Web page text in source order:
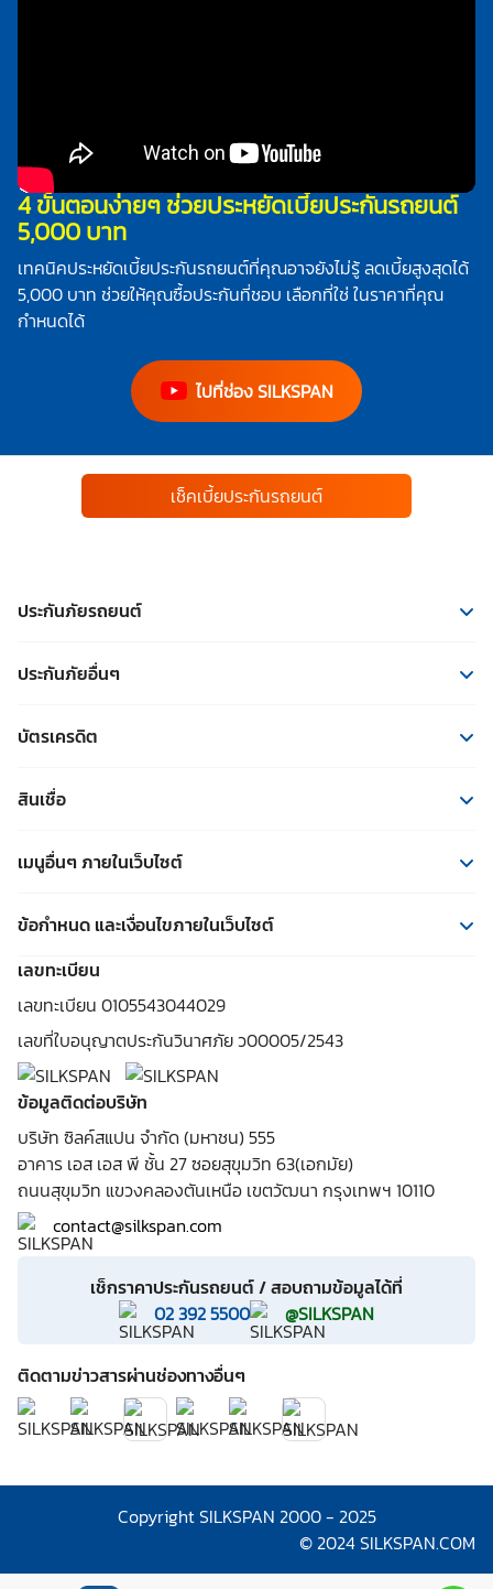
4 ขั้นตอนง่ายๆ ช่วยประหยัดเบี้ยประกันรถยนต์
5,000 บาท
เทคนิคประหยัดเบี้ยประกันรถยนต์ที่คุณอาจยังไม่รู้ ลดเบี้ยสูงสุดได้
5,000 บาท ช่วยให้คุณซื้อประกันที่ชอบ เลือกที่ใช่ ในราคาที่คุณ
กำหนดได้
ไปที่ช่อง SILKSPAN
เช็คเบี้ยประกันรถยนต์
ประกันภัยรถยนต์
ประกันรถยนต์ชั้น 2+
ประกันรถยนต์ชั้น 3
ประกันภัยอื่นๆ
ประกันชีวิต
ประกันบ้าน
ประกันการเดินทางคุ้มภัยโตเกียวมารีน
บัตรเครดิต
สินเชื่อ
รวมสินเชื่อรถยนต์
เมนูอื่นๆ ภายในเว็บไซต์
ค้นหาอู่ซ่อม
นักลงทุนสัมพันธ์
ติดต่อเรา
เกี่ยวกับเรา
Affiliate Partner
ทำเนียบคู่ค้า
ข้อกำหนด และเงื่อนไขภายในเว็บไซต์
เงื่อนไขในการให้บริการ
นโยบายความเป็นส่วนตัว
คำประกาศเกี่ยวกับความเป็นส่วนตัว
นโยบายการกำกับดูแลกิจการที่ดี
เลขทะเบียน
เลขทะเบียน 0105543044029
เลขที่ใบอนุญาตประกันวินาศภัย ว00005/2543
ข้อมูลติดต่อบริษัท
บริษัท ซิลค์สแปน จำกัด (มหาชน) 555
อาคาร เอส เอส พี ชั้น 27 ซอยสุขุมวิท 63(เอกมัย)
ถนนสุขุมวิท แขวงคลองตันเหนือ เขตวัฒนา กรุงเทพฯ 10110
contact@silkspan.com
เช็กราคาประกันรถยนต์ / สอบถามข้อมูลได้ที่
02 392 5500
@SILKSPAN
ติดตามข่าวสารผ่านช่องทางอื่นๆ
Copyright SILKSPAN 2000 - 2025
© 2024 SILKSPAN.COM